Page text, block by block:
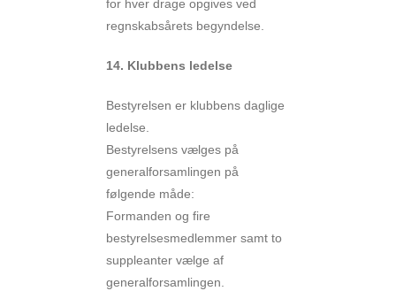
for hver drage opgives ved
regnskabsårets begyndelse.
14. Klubbens ledelse
Bestyrelsen er klubbens daglige
ledelse.
Bestyrelsens vælges på
generalforsamlingen på
følgende måde:
Formanden og fire
bestyrelsesmedlemmer samt to
suppleanter vælge af
generalforsamlingen.